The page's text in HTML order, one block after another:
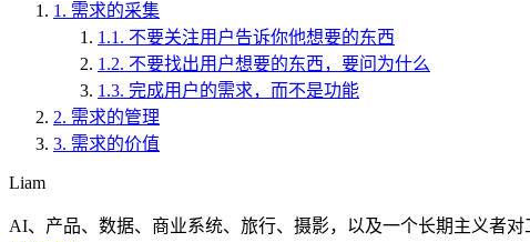
1. 需求的采集
1.1. 不要关注用户告诉你他想要的东西
1.2. 不要找出用户想要的东西，要问为什么
1.3. 完成用户的需求，而不是功能
2. 需求的管理
3. 需求的价值
Liam
AI、产品、数据、商业系统、旅行、摄影，以及一个长期主义者对